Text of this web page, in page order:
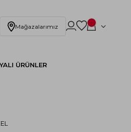
Mağazalarımız
ÜRÜNLER